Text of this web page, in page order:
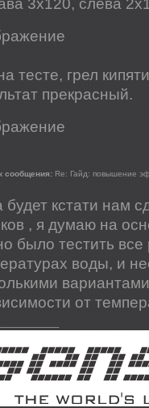
3х120, слева
тесте, грел
прекрасный.
сообщения: Re: Гайд: повышение
кстати нам
, я думаю на
было тестить все
воды, и
от